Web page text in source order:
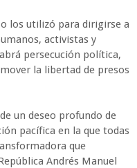
los utilizó para dirigirse a
activistas y
persecución política,
la libertad de presos
un deseo profundo de
pacífica en la que todas
que
Andrés Manuel